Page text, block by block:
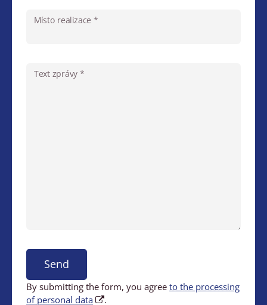
Místo realizace *
Text zprávy *
Send
By submitting the form, you agree to the processing
of personal data
.